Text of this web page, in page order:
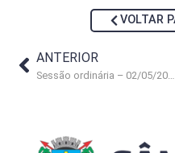
VOLTAR
ANTERIOR